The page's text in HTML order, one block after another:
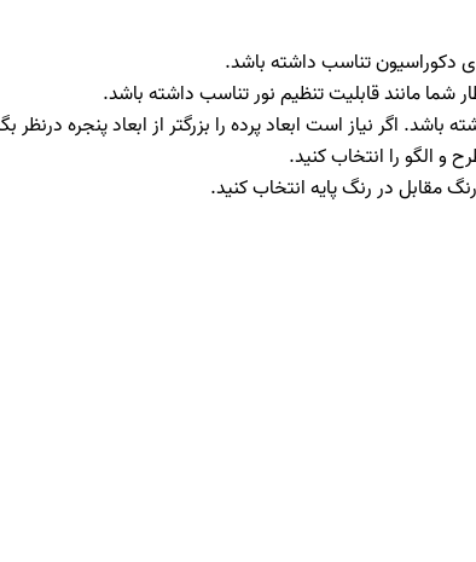
دکوراسیون تناسب داشته باشد.
شما مانند قابلیت تنظیم نور تناسب داشته باشد.
باشد. اگر نیاز است ابعاد پرده را بزرگتر از ابعاد پنجره درنظر
و الگو را انتخاب کنید.
مقابل در رنگ پایه انتخاب کنید.